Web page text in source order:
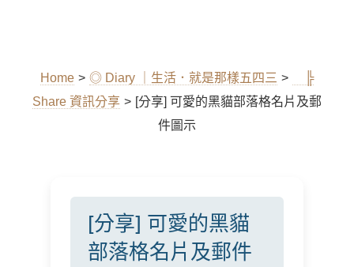
Home > ◎ Diary ｜生活．就是那樣五四三 >
╠
Share 資訊分享 > [分享] 可愛的黑貓部落格名片及郵
件圖示
[分享] 可愛的黑貓
部落格名片及郵件